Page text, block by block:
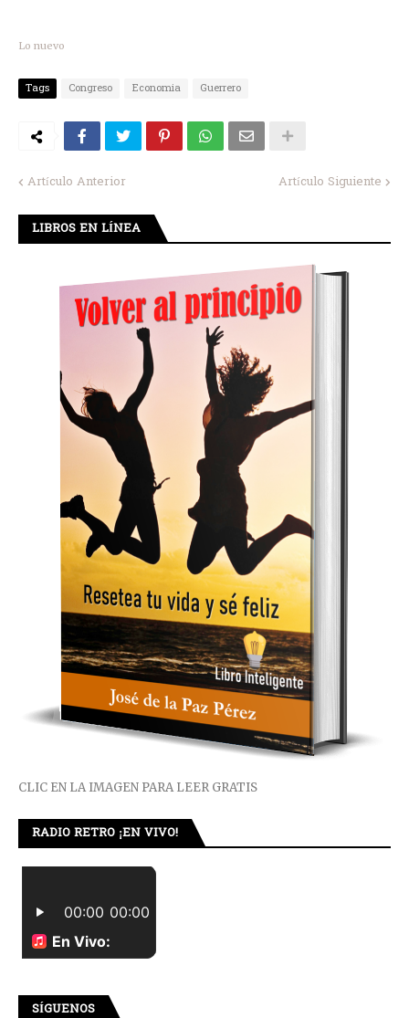
Lo nuevo
Tags Congreso Economia Guerrero
Artículo Anterior Artículo Siguiente
LIBROS EN LÍNEA
CLIC EN LA IMAGEN PARA LEER GRATIS
RADIO RETRO ¡EN VIVO!
SÍGUENOS